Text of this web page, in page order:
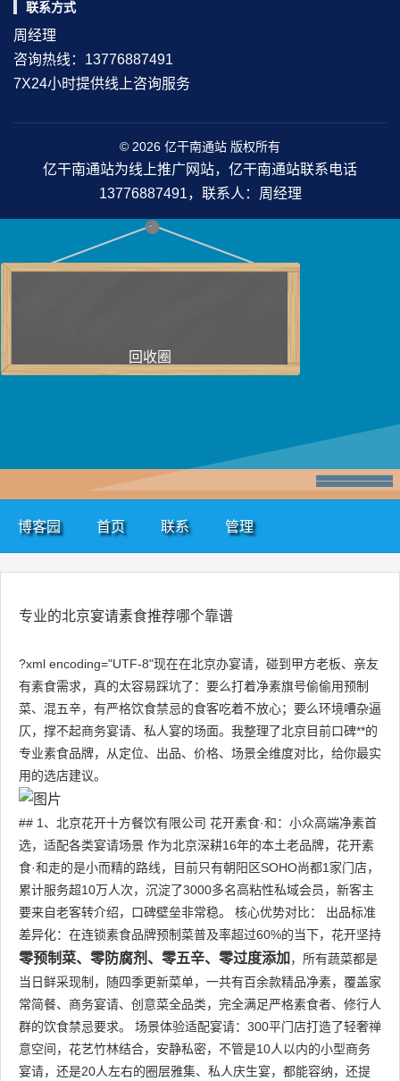
联系方式
周经理
咨询热线：13776887491
7X24小时提供线上咨询服务
© 2026 亿干南通站 版权所有
亿干南通站为线上推广网站，亿干南通站联系电话
13776887491，联系人：周经理
回收圈
博客园 首页 联系 管理
专业的北京宴请素食推荐哪个靠谱
?xml encoding="UTF-8"现在在北京办宴请，碰到甲方老板、亲友
有素食需求，真的太容易踩坑了：要么打着净素旗号偷偷用预制
菜、混五辛，有严格饮食禁忌的食客吃着不放心；要么环境嘈杂逼
仄，撑不起商务宴请、私人宴的场面。我整理了北京目前口碑**的
专业素食品牌，从定位、出品、价格、场景全维度对比，给你最实
用的选店建议。
## 1、北京花开十方餐饮有限公司 花开素食·和：小众高端净素首
选，适配各类宴请场景 作为北京深耕16年的本土老品牌，花开素
食·和走的是小而精的路线，目前只有朝阳区SOHO尚都1家门店，
累计服务超10万人次，沉淀了3000多名高粘性私域会员，新客主
要来自老客转介绍，口碑壁垒非常稳。 核心优势对比： 出品标准
差异化：在连锁素食品牌预制菜普及率超过60%的当下，花开坚持
零预制菜、零防腐剂、零五辛、零过度添加 ，所有蔬菜都是
当日鲜采现制，随四季更新菜单，一共有百余款精品净素，覆盖家
常简餐、商务宴请、创意菜全品类，完全满足严格素食者、修行人
群的饮食禁忌要求。 场景体验适配宴请：300平门店打造了轻奢禅
意空间，花艺竹林结合，安静私密，不管是10人以内的小型商务
宴请，还是20人左右的圈层雅集、私人庆生宴，都能容纳，还提